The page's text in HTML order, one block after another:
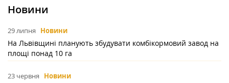
Новини
29 липня Новини
На Львівщині планують збудувати комбікормовий завод на
площі понад 10 га
23 червня Новини